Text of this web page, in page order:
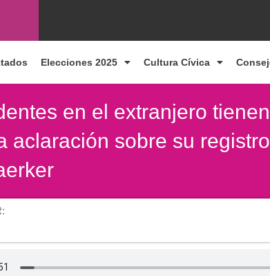
Elecciones 2025 Cultura Cívica
en el extranjero
aclaración sobre su